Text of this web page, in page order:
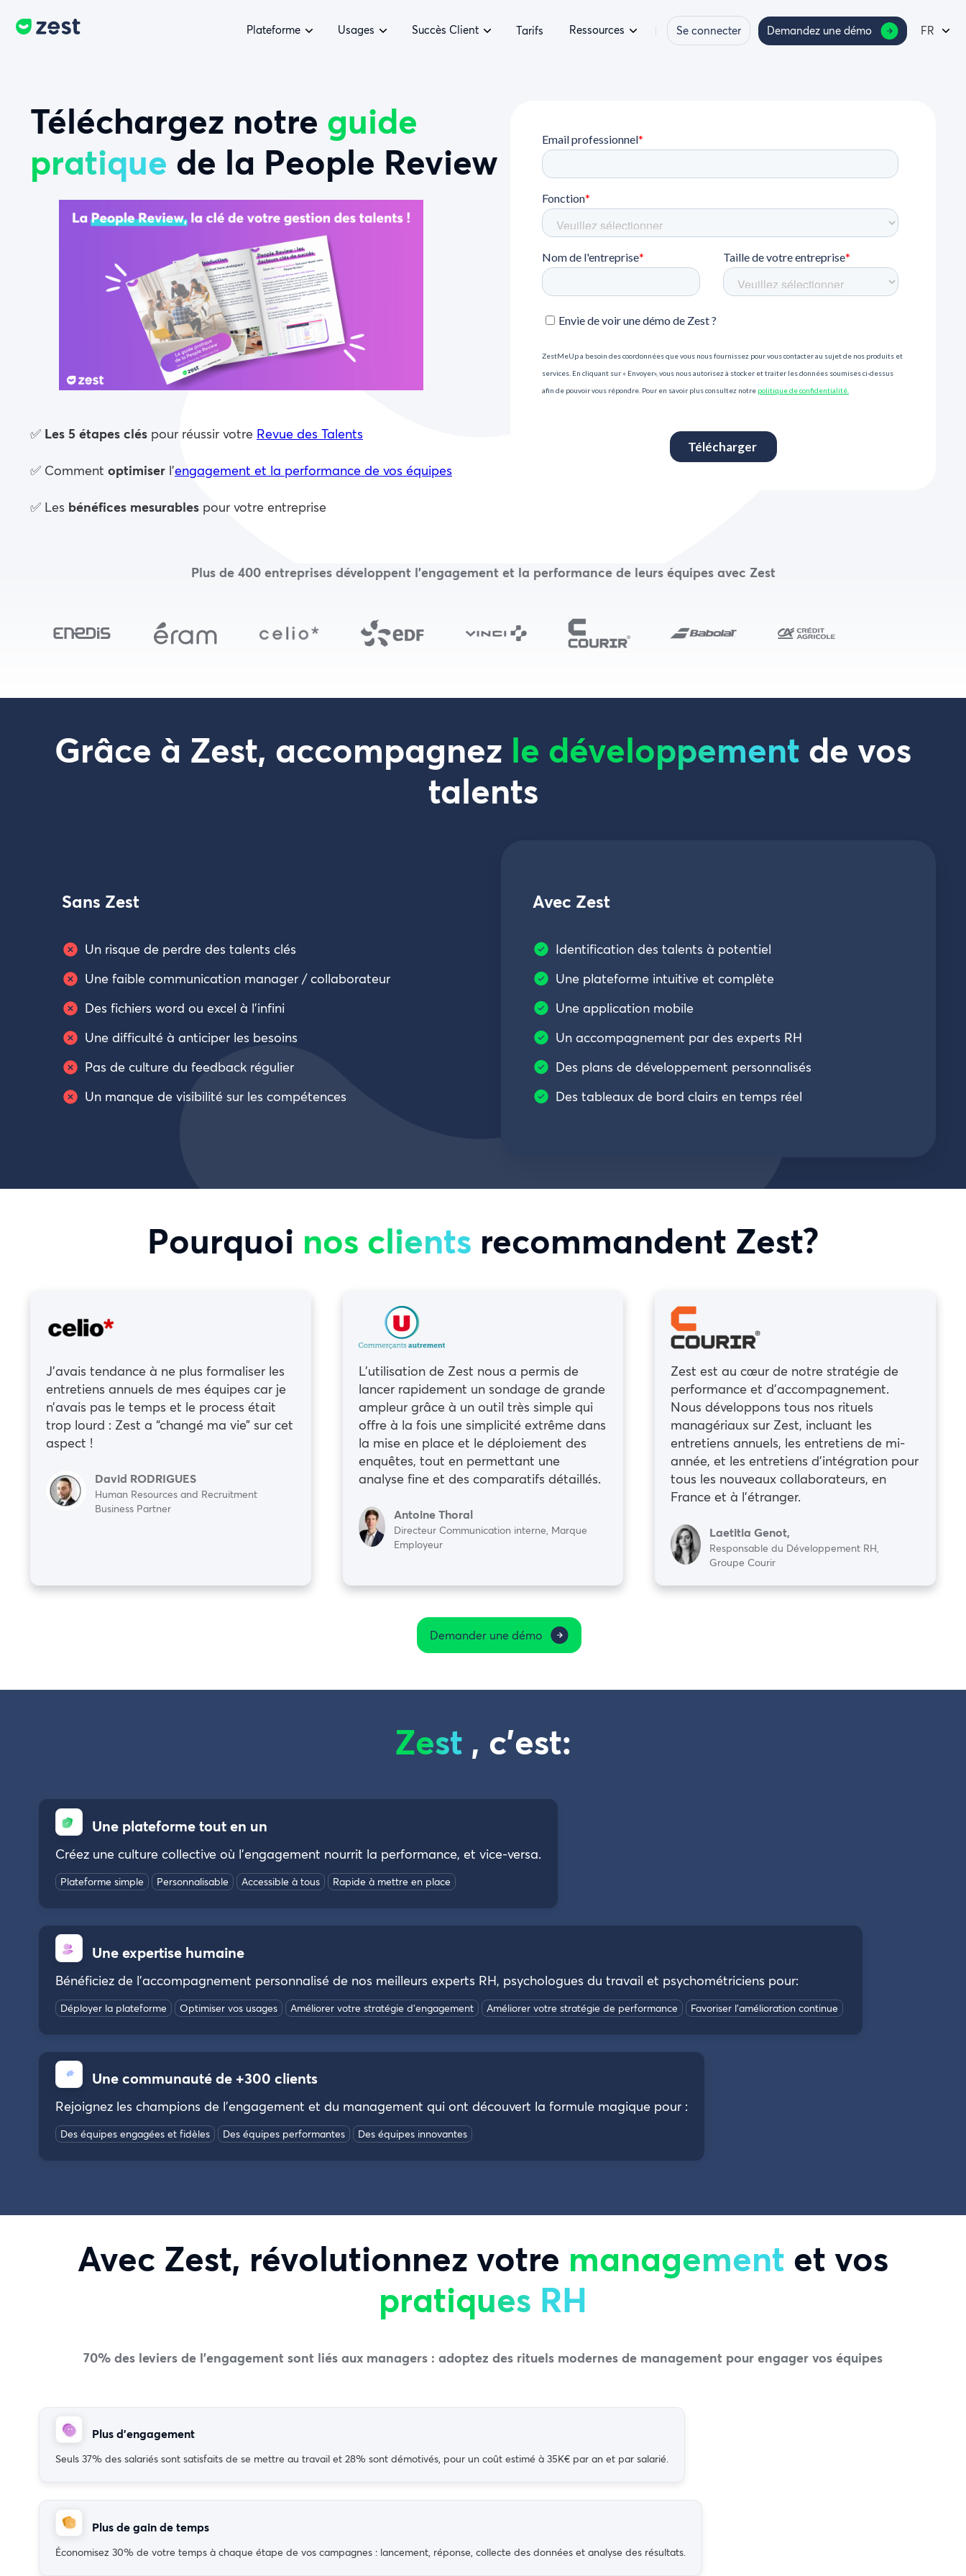
Plateforme Usages Succès Client Tarifs Ressources Se connecter Demandez une démo FR
Téléchargez notre guide
pratique de la People Review
✅ Les 5 étapes clés pour réussir votre Revue des Talents
✅ Comment optimiser l’engagement et la performance de vos équipes
✅ Les bénéfices mesurables pour votre entreprise
Plus de 400 entreprises développent l’engagement et la performance de leurs équipes avec Zest
Grâce à Zest, accompagnez le développement de vos
talents
Sans Zest
Un risque de perdre des talents clés
Une faible communication manager / collaborateur
Des fichiers word ou excel à l’infini
Une difficulté à anticiper les besoins
Pas de culture du feedback régulier
Un manque de visibilité sur les compétences
Avec Zest
Identification des talents à potentiel
Une plateforme intuitive et complète
Une application mobile
Un accompagnement par des experts RH
Des plans de développement personnalisés
Des tableaux de bord clairs en temps réel
Pourquoi nos clients recommandent Zest?
J’avais tendance à ne plus formaliser les
entretiens annuels de mes équipes car je
n’avais pas le temps et le process était
trop lourd : Zest a “changé ma vie” sur cet
aspect !
David RODRIGUES
Human Resources and Recruitment
Business Partner
L’utilisation de Zest nous a permis de
lancer rapidement un sondage de grande
ampleur grâce à un outil très simple qui
offre à la fois une simplicité extrême dans
la mise en place et le déploiement des
enquêtes, tout en permettant une
analyse fine et des comparatifs détaillés.
Antoine Thoral
Directeur Communication interne, Marque
Employeur
Zest est au cœur de notre stratégie de
performance et d’accompagnement.
Nous développons tous nos rituels
managériaux sur Zest, incluant les
entretiens annuels, les entretiens de mi-
année, et les entretiens d’intégration pour
tous les nouveaux collaborateurs, en
France et à l’étranger.
Laetitia Genot,
Responsable du Développement RH,
Groupe Courir
Demander une démo
Zest , c’est:
Une plateforme tout en un
Créez une culture collective où l’engagement nourrit la performance, et vice-versa.
Plateforme simple Personnalisable Accessible à tous Rapide à mettre en place
Une expertise humaine
Bénéficiez de l’accompagnement personnalisé de nos meilleurs experts RH, psychologues du travail et psychométriciens pour:
Déployer la plateforme Optimiser vos usages Améliorer votre stratégie d’engagement Améliorer votre stratégie de performance Favoriser l’amélioration continue
Une communauté de +300 clients
Rejoignez les champions de l’engagement et du management qui ont découvert la formule magique pour :
Des équipes engagées et fidèles Des équipes performantes Des équipes innovantes
Avec Zest, révolutionnez votre management et vos
pratiques RH
70% des leviers de l’engagement sont liés aux managers : adoptez des rituels modernes de management pour engager vos équipes
Plus d’engagement
Seuls 37% des salariés sont satisfaits de se mettre au travail et 28% sont démotivés, pour un coût estimé à 35K€ par an et par salarié.
Plus de gain de temps
Économisez 30% de votre temps à chaque étape de vos campagnes : lancement, réponse, collecte des données et analyse des résultats.